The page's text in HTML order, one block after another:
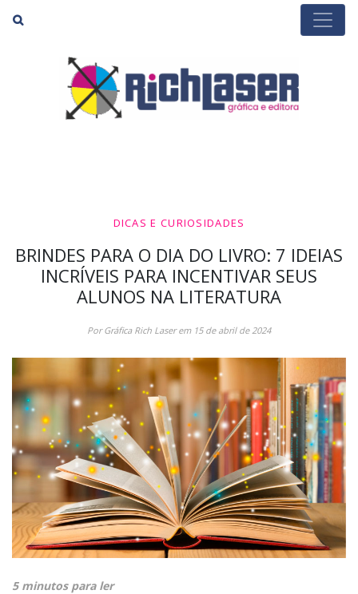
DICAS E CURIOSIDADES
BRINDES PARA O DIA DO LIVRO: 7 IDEIAS
INCRÍVEIS PARA INCENTIVAR SEUS
ALUNOS NA LITERATURA
Por Gráfica Rich Laser em 15 de abril de 2024
5 minutos para ler